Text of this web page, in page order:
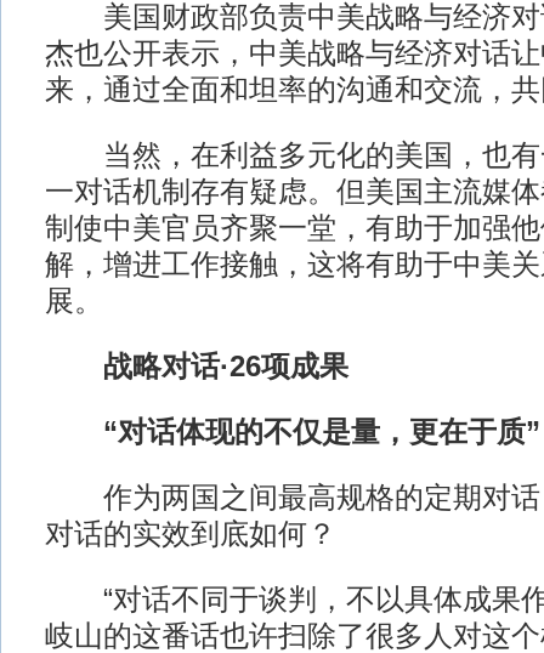
美国财政部负责中美战略与经济对
杰也公开表示，中美战略与经济对话
来，通过全面和坦率的沟通和交流，
当然，在利益多元化的美国，也有
一对话机制存有疑虑。但美国主流媒
制使中美官员齐聚一堂，有助于加强
解，增进工作接触，这将有助于中美
展。
战略对话·26项成果
“对话体现的不仅是量，更在于质”
作为两国之间最高规格的定期对话
对话的实效到底如何？
“对话不同于谈判，不以具体成果
岐山的这番话也许扫除了很多人对这